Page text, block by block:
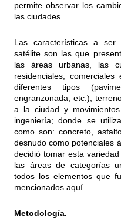
permite observar los
las ciudades.
Las características a
satélite son las que
las áreas urbanas, las
residenciales,
diferentes tipos
engranzonada, etc.),
a la ciudad y
ingeniería; donde se
como son: concreto,
desnudo como potenciales
decidió tomar esta
las áreas de categorías
todos los elementos que
mencionados aquí.
Metodología.